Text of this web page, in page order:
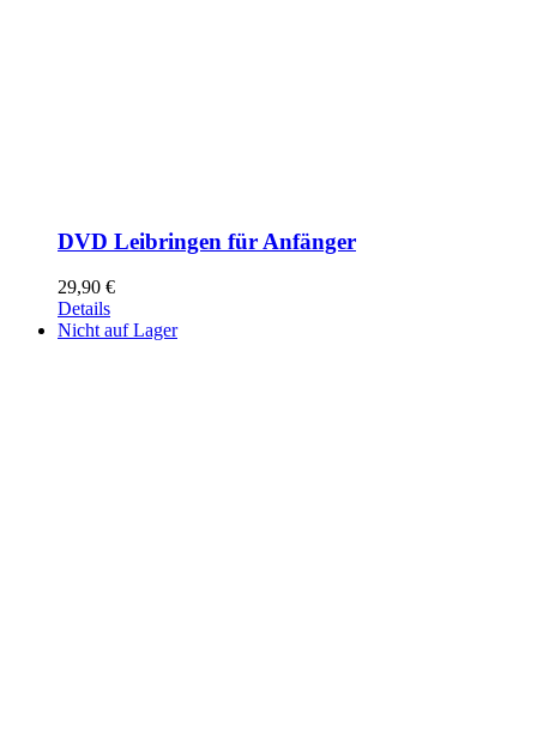
DVD Leibringen für Anfänger
29,90 €
Details
Nicht auf Lager